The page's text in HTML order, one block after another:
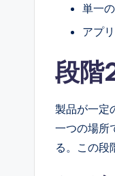
単一
アプ
段階
製品が一定
一つの場所
る。この段